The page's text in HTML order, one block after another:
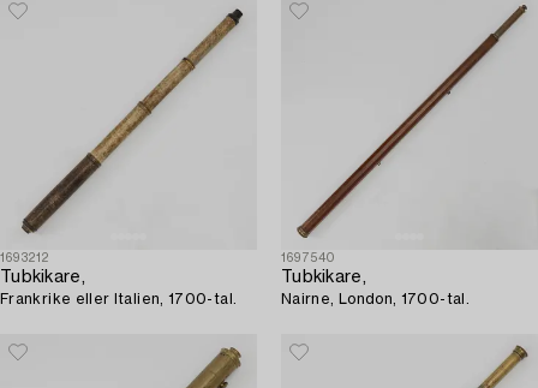
1693212
Tubkikare,
Frankrike eller Italien, 1700-tal.
1697540
Tubkikare,
Nairne, London, 1700-tal.